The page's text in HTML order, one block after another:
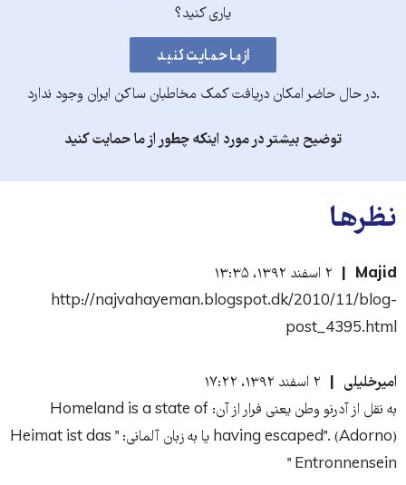
یاری کنید؟
.در حال حاضر امکان دریافت کمک مخاطبان ساکن ایران وجود ندارد
توضیح بیشتر در مورد اینکه چطور از ما حمایت کنید
نظرها
Majid
۲ اسفند ۱۳۹۲، ۱۳:۳۵
http://najvahayeman.blogspot.dk/2010/11/blog-
post_4395.html
امیرخلیلی
۲ اسفند ۱۳۹۲، ۱۷:۲۲
به نقل از آدرنو وطن یعنی فرار از آن: Homeland is a state of
having escaped". (Adorno) یا به زبان آلمانی: " Heimat ist das
Entronnensein "